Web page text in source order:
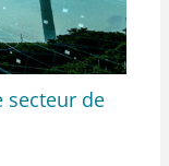
secteur de